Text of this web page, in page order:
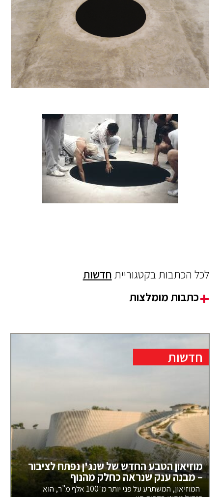
לכל הכתבות בקטגוריית חדשות
כתבות מומלצות
חדשות
מוזיאון הטבע החדש של שנג'ן נפתח לציבור
– מבנה ענק שנראה כחלק מהנוף
המוזיאון, המשתרע על פני יותר מ־100 אלף מ"ר, הוא